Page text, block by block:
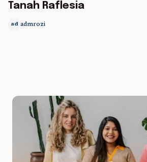
Tanah Raflesia
ad admrozi